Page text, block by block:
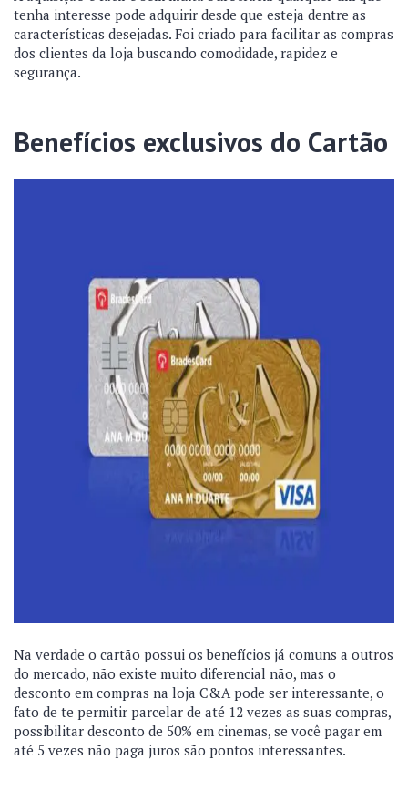
tenha interesse pode adquirir desde que esteja dentre as
características desejadas. Foi criado para facilitar as compras
dos clientes da loja buscando comodidade, rapidez e
segurança.
Benefícios exclusivos do Cartão
Na verdade o cartão possui os benefícios já comuns a outros
do mercado, não existe muito diferencial não, mas o
desconto em compras na loja C&A pode ser interessante, o
fato de te permitir parcelar de até 12 vezes as suas compras,
possibilitar desconto de 50% em cinemas, se você pagar em
até 5 vezes não paga juros são pontos interessantes.